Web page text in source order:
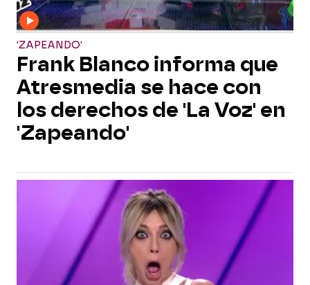
'ZAPEANDO'
Frank Blanco informa que
Atresmedia se hace con
los derechos de 'La Voz' en
'Zapeando'